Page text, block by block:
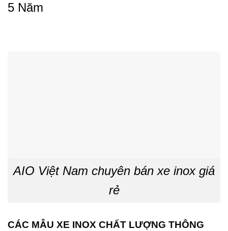
5 Năm
AIO Việt Nam chuyên bán xe inox giá
rẻ
CÁC MẪU XE INOX CHẤT LƯỢNG THÔNG